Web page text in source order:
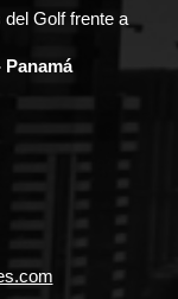
Golf frente a
Panamá